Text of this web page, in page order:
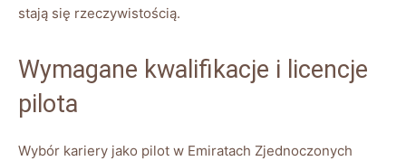
stają się rzeczywistością.
Wymagane kwalifikacje i licencje
pilota
Wybór kariery jako pilot w Emiratach Zjednoczonych